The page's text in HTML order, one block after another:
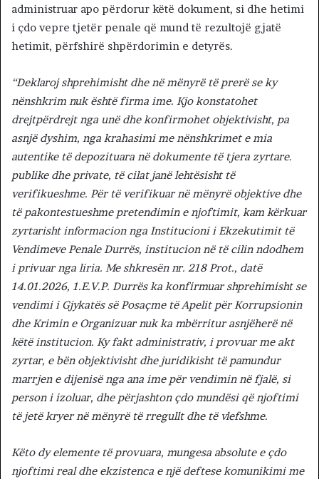
administruar apo përdorur këtë dokument, si dhe hetimi
i çdo vepre tjetër penale që mund të rezultojë gjatë
hetimit, përfshirë shpërdorimin e detyrës.
“Deklaroj shprehimisht dhe në mënyrë të prerë se ky
nënshkrim nuk është firma ime. Kjo konstatohet
drejtpërdrejt nga unë dhe konfirmohet objektivisht, pa
asnjë dyshim, nga krahasimi me nënshkrimet e mia
autentike të depozituara në dokumente të tjera zyrtare.
publike dhe private, të cilat janë lehtësisht të
verifikueshme. Për të verifikuar në mënyrë objektive dhe
të pakontestueshme pretendimin e njoftimit, kam kërkuar
zyrtarisht informacion nga Institucioni i Ekzekutimit të
Vendimeve Penale Durrës, institucion në të cilin ndodhem
i privuar nga liria. Me shkresën nr. 218 Prot., datë
14.01.2026, 1.E.V.P. Durrës ka konfirmuar shprehimisht se
vendimi i Gjykatës së Posaçme të Apelit për Korrupsionin
dhe Krimin e Organizuar nuk ka mbërritur asnjëherë në
këtë institucion. Ky fakt administrativ, i provuar me akt
zyrtar, e bën objektivisht dhe juridikisht të pamundur
marrjen e dijenisë nga ana ime për vendimin në fjalë, si
person i izoluar, dhe përjashton çdo mundësi që njoftimi
të jetë kryer në mënyrë të rregullt dhe të vlefshme.
Këto dy elemente të provuara, mungesa absolute e çdo
njoftimi real dhe ekzistenca e një deftese komunikimi me